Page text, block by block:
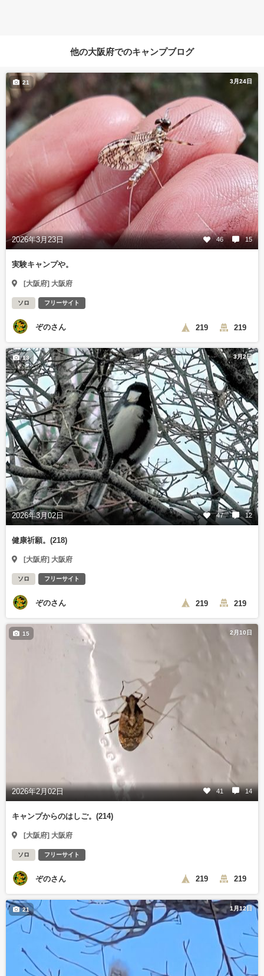
他の大阪府でのキャンプブログ
3月24日
2026年3月23日 46 15
21
実験キャンプや。
[大阪府] 大阪府
ソロ フリーサイト
ぞのさん 219 219
3月2日
2026年3月02日 47 12
13
健康祈願。(218)
[大阪府] 大阪府
ソロ フリーサイト
ぞのさん 219 219
2月10日
2026年2月02日 41 14
15
キャンプからのはしご。(214)
[大阪府] 大阪府
ソロ フリーサイト
ぞのさん 219 219
1月12日
21